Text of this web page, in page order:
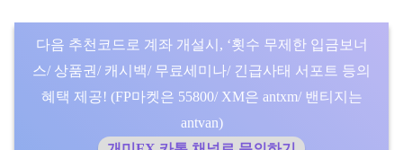
다음 추천코드로 계좌 개설시, ‘횟수 무제한 입금보너
스/ 상품권/ 캐시백/ 무료세미나/ 긴급사태 서포트 등의
혜택 제공! (FP마켓은 55800/ XM은 antxm/ 밴티지는
antvan)